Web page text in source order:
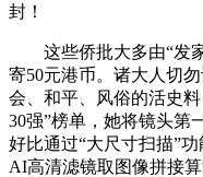
封！
这些侨批大多由“发家
寄50元港币。诸大人切
会、和平、风俗的活史
30强”榜单，她将镜头第
好比通过“大尺寸扫描”
AI高清滤镜取图像拼接